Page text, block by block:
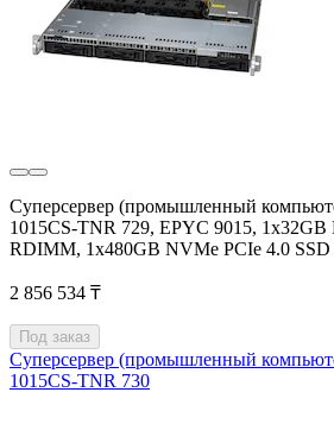
Суперсервер (промышленный
1015CS-TNR 729, EPYС 9015, 1x32GB
RDIMM, 1x480GB NVMe PCIe 4.0
2 856 534 ₸
Под заказ
Суперсервер (промышленный
1015CS-TNR 730